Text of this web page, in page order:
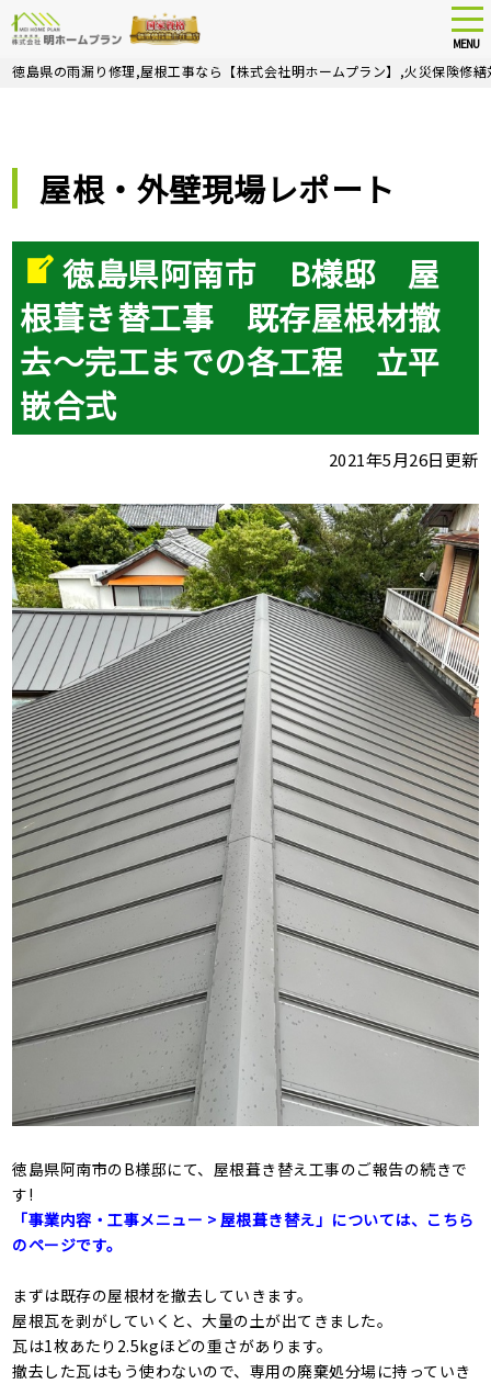
Skip
MENU
徳島県の雨漏り修理,屋根工事なら【株式会社明ホームプラン】,火災保険修繕
屋根・外壁現場レポート
徳島県阿南市 B様邸 屋
根葺き替工事 既存屋根材撤
去～完工までの各工程 立平
嵌合式
2021年5月26日更新
徳島県阿南市のB様邸にて、屋根葺き替え工事のご報告の続きで
す!
「事業内容・工事メニュー > 屋根葺き替え」については、こちら
のページです。
まずは既存の屋根材を撤去していきます。
屋根瓦を剥がしていくと、大量の土が出てきました。
瓦は1枚あたり2.5kgほどの重さがあります。
撤去した瓦はもう使わないので、専用の廃棄処分場に持っていき